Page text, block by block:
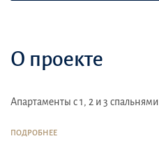
О проекте
Апартаменты с 1, 2 и 3 спальнями
ПОДРОБНЕЕ